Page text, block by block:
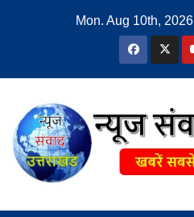
Mon. Aug 10th, 2026